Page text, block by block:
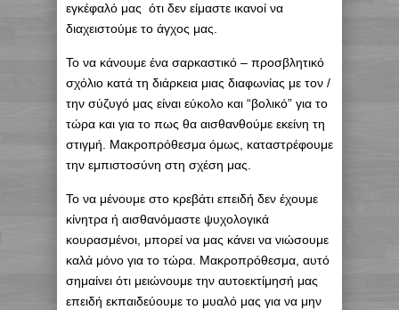
εγκέφαλό μας ότι δεν είμαστε ικανοί να
διαχειστούμε το άγχος μας.
Το να κάνουμε ένα σαρκαστικό – προσβλητικό
σχόλιο κατά τη διάρκεια μιας διαφωνίας με τον /
την σύζυγό μας είναι εύκολο και “βολικό” για το
τώρα και για το πως θα αισθανθούμε εκείνη τη
στιγμή. Μακροπρόθεσμα όμως, καταστρέφουμε
την εμπιστοσύνη στη σχέση μας.
Το να μένουμε στο κρεβάτι επειδή δεν έχουμε
κίνητρα ή αισθανόμαστε ψυχολογικά
κουρασμένοι, μπορεί να μας κάνει να νιώσουμε
καλά μόνο για το τώρα. Μακροπρόθεσμα, αυτό
σημαίνει ότι μειώνουμε την αυτοεκτίμησή μας
επειδή εκπαιδεύουμε το μυαλό μας για να μην